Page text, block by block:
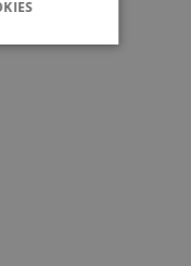
gøre
nogle
mm.
disse